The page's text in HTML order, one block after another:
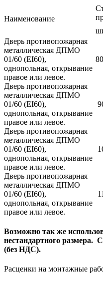
Наименование
Дверь противопожарная
металлическая ДПМО
01/60 (EI60),
однопольная, открывание
правое или левое.
Дверь противопожарная
металлическая ДПМО
01/60 (EI60),
однопольная, открывание
правое или левое.
Дверь противопожарная
металлическая ДПМО
01/60 (EI60),
однопольная, открывание
правое или левое.
Дверь противопожарная
металлическая ДПМО
01/60 (EI60),
однопольная, открывание
правое или левое.
Возможно так же
нестандартного размера.
(без НДС).
Расценки на монтажные